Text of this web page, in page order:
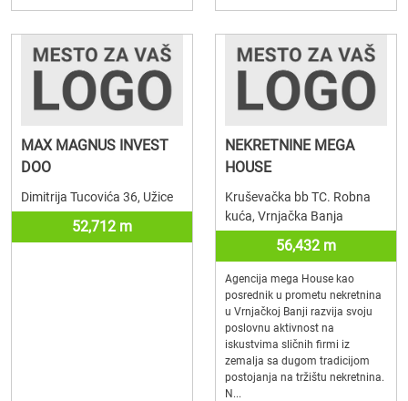
MAX MAGNUS INVEST
DOO
Dimitrija Tucovića 36, Užice
52,712 m
NEKRETNINE MEGA
HOUSE
Kruševačka bb TC. Robna
kuća, Vrnjačka Banja
56,432 m
Agencija mega House kao
posrednik u prometu nekretnina
u Vrnjačkoj Banji razvija svoju
poslovnu aktivnost na
iskustvima sličnih firmi iz
zemalja sa dugom tradicijom
postojanja na tržištu nekretnina.
N...